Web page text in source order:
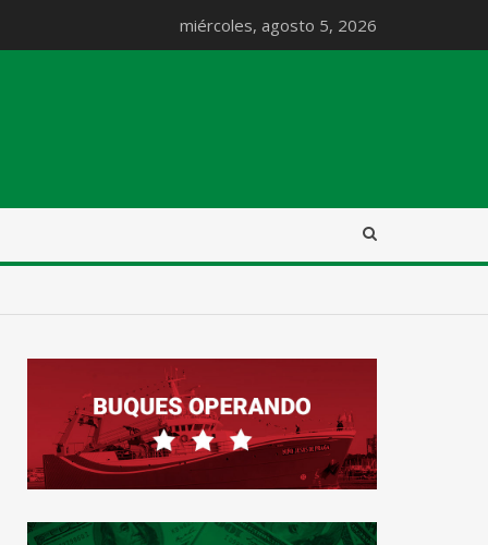
miércoles, agosto 5, 2026